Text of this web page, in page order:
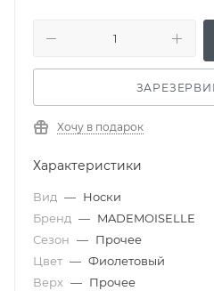
Хочу в подарок
Характеристики
Вид — Носки
Бренд — MADEMOISELLE
Сезон — Прочее
Цвет — Фиолетовый
Верх — Прочее